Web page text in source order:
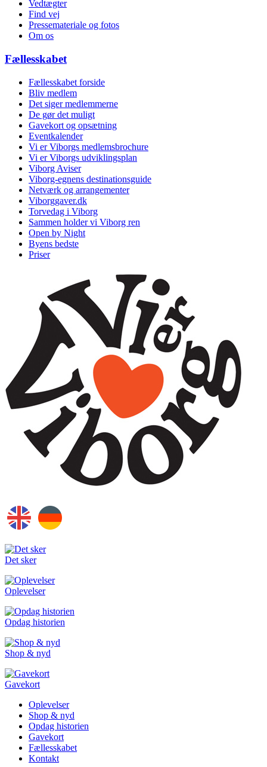
Vedtægter
Find vej
Pressemateriale og fotos
Om os
Fællesskabet
Fællesskabet forside
Bliv medlem
Det siger medlemmerne
De gør det muligt
Gavekort og opsætning
Eventkalender
Vi er Viborgs medlemsbrochure
Vi er Viborgs udviklingsplan
Viborg Aviser
Viborg-egnens destinationsguide
Netværk og arrangementer
Viborggaver.dk
Torvedag i Viborg
Sammen holder vi Viborg ren
Open by Night
Byens bedste
Priser
Det sker
Oplevelser
Opdag historien
Shop & nyd
Gavekort
Oplevelser
Shop & nyd
Opdag historien
Gavekort
Fællesskabet
Kontakt